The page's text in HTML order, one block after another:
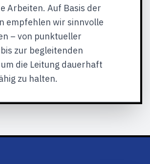
Arbeiten. Auf Basis der
empfehlen wir sinnvolle
– von punktueller
zur begleitenden
die Leitung dauerhaft
zu halten.